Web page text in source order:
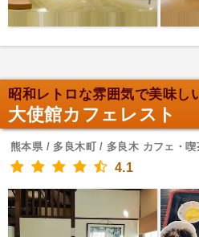
昭和レトロな雰囲気で美味し
大使館カフェレスト
熊本県 / 多良木町 / 多良木 カフェ・喫
4.1